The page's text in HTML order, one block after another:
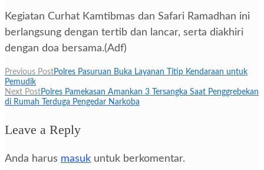
Kegiatan Curhat Kamtibmas dan Safari Ramadhan ini
berlangsung dengan tertib dan lancar, serta diakhiri
dengan doa bersama.(Adf)
Navigasi
pos
Previous PostPolres Pasuruan Buka Layanan Titip Kendaraan untuk
Pemudik
Next PostPolres Pamekasan Amankan 3 Tersangka Saat Penggrebekan
di Rumah Terduga Pengedar Narkoba
Leave a Reply
Anda harus masuk untuk berkomentar.